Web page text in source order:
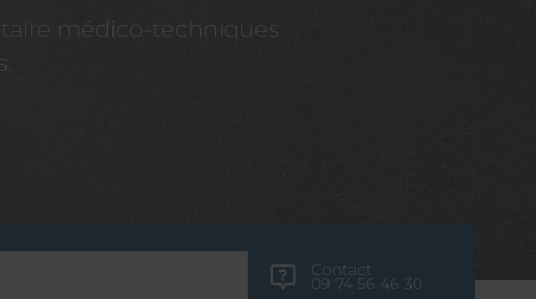
médico-techniques
Contact
09 74 56 46 30